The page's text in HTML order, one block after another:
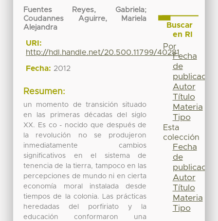
Fuentes Reyes, Gabriela;
Coudannes Aguirre, Mariela
Alejandra
URI:
http://hdl.handle.net/20.500.11799/40281
Fecha: 2012
Resumen:
un momento de transición situado
en las primeras décadas del siglo
XX. Es co - nocido que después de
la revolución no se produjeron
inmediatamente cambios
significativos en el sistema de
tenencia de la tierra, tampoco en las
percepciones de mundo ni en cierta
economía moral instalada desde
tiempos de la colonia. Las prácticas
heredadas del porfiriato y la
educación conformaron una
Buscar
en RI
Por
Fecha
de
publicación
Autor
Título
Materia
Tipo
Esta
colección
Fecha
de
publicación
Autor
Título
Materia
Tipo